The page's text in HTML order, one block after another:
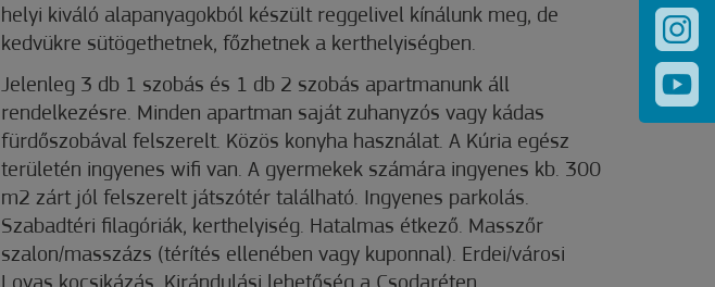
helyi kiváló alapanyagokból készült reggelivel kínálunk meg, de
kedvükre sütögethetnek, főzhetnek a kerthelyiségben.
Jelenleg 3 db 1 szobás és 1 db 2 szobás apartmanunk áll
rendelkezésre. Minden apartman saját zuhanyzós vagy kádas
fürdőszobával felszerelt. Közös konyha használat. A Kúria egész
területén ingyenes wifi van. A gyermekek számára ingyenes kb. 300
m2 zárt jól felszerelt játszótér található. Ingyenes parkolás.
Szabadtéri filagóriák, kerthelyiség. Hatalmas étkező. Masszőr
szalon/masszázs (térítés ellenében vagy kuponnal). Erdei/városi